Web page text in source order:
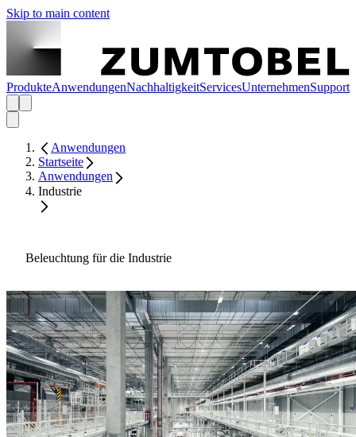
Skip to main content
ProdukteAnwendungenNachhaltigkeitServicesUnternehmenSupport
Anwendungen
Startseite
Anwendungen
Industrie
Beleuchtung für die Industrie